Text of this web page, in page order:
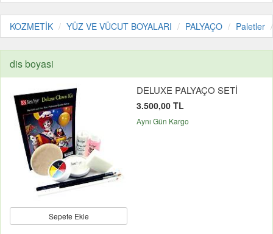
KOZMETİK YÜZ VE VÜCUT BOYALARI PALYAÇO Paletler
dis boyasi
Sepete Ekle
DELUXE PALYAÇO SETİ
3.500,00 TL
Aynı Gün Kargo